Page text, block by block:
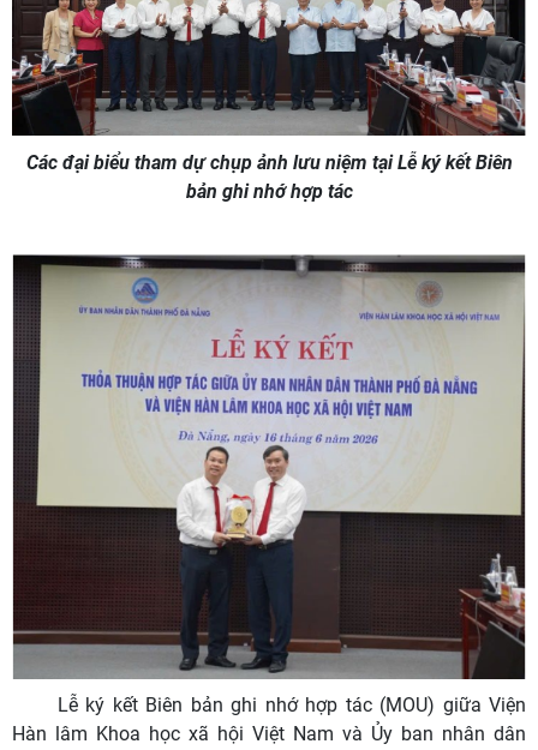
Các đại biểu tham dự chụp ảnh lưu niệm tại Lễ ký kết Biên
bản ghi nhớ hợp tác
Lễ ký kết Biên bản ghi nhớ hợp tác (MOU) giữa Viện
Hàn lâm Khoa học xã hội Việt Nam và Ủy ban nhân dân